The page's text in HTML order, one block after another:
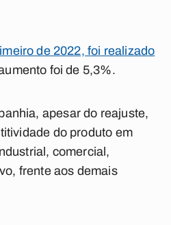
de 2022, foi realizado
foi de 5,3%.
apesar do reajuste,
do produto em
comercial,
frente aos demais